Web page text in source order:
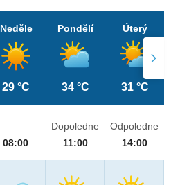
Neděle
29 °C
Pondělí
34 °C
Úterý
31 °C
08:00
Dopoledne
11:00
Odpoledne
14:00